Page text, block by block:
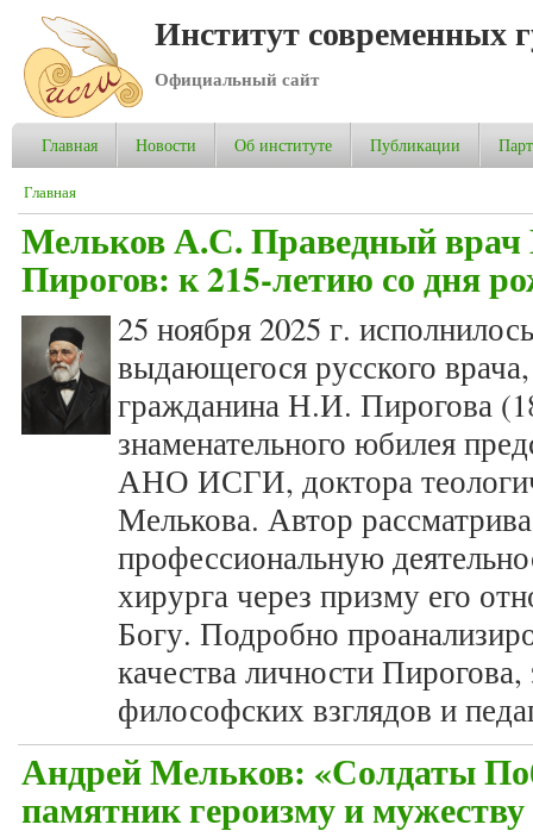
Институт современных
Официальный сайт
Главная Новости Об институте Публикации
Вы здесь
Главная
Мельков А.С. Праведный
Пирогов: к 215-летию со дня
25 ноября 2025 г.
выдающегося русского
гражданина Н.И. Пирогова
знаменательного юбилея
АНО ИСГИ, доктора
Мелькова. Автор
профессиональную
хирурга через призму его
Богу. Подробно
качества личности
философских взглядов и
Андрей Мельков: «Солдаты
памятник героизму и